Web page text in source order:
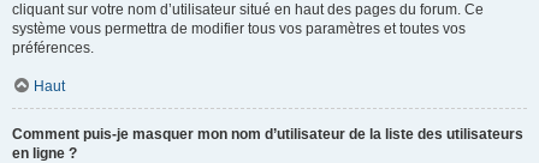
cliquant sur votre nom d’utilisateur situé en haut des pages du forum. Ce
système vous permettra de modifier tous vos paramètres et toutes vos
préférences.
Haut
Comment puis-je masquer mon nom d’utilisateur de la liste des utilisateurs
en ligne ?